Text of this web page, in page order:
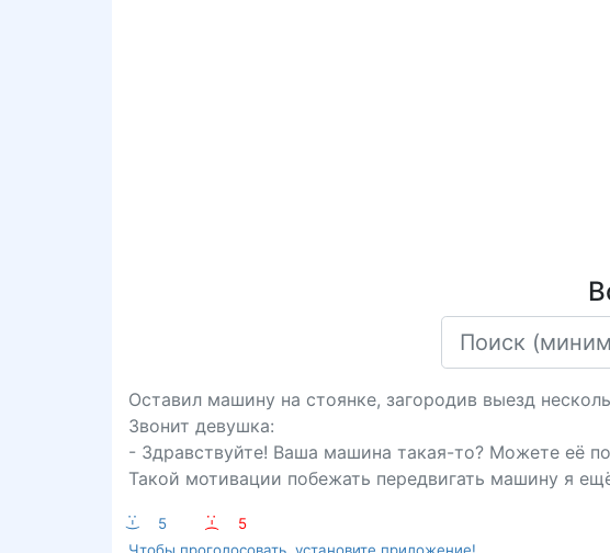
Оставил машину на стоянке, загородив выезд
Звонит девушка:
- Здравствуйте! Ваша машина такая-то? Можете её
Такой мотивации побежать передвигать машину я
:-) 5 :-(
5